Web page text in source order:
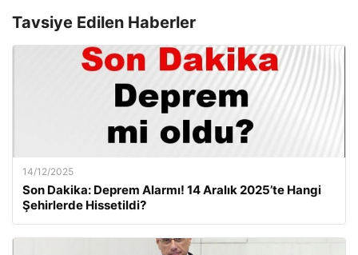
Tavsiye Edilen Haberler
14/12/2025
Son Dakika: Deprem Alarmı! 14 Aralık 2025’te Hangi
Şehirlerde Hissetildi?